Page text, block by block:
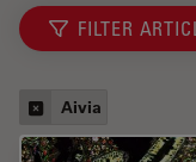
FILTER
Aivia